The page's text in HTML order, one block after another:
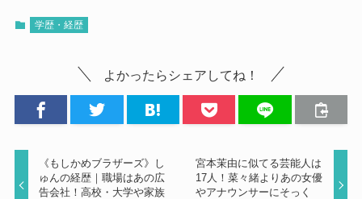
学歴・経歴
よかったらシェアしてね！
《もしかめブラザーズ》し
ゅんの経歴｜職場はあの広
告会社！高校・大学や家族
宮本茉由に似てる芸能人は
17人！菜々緒よりあの女優
やアナウンサーにそっく